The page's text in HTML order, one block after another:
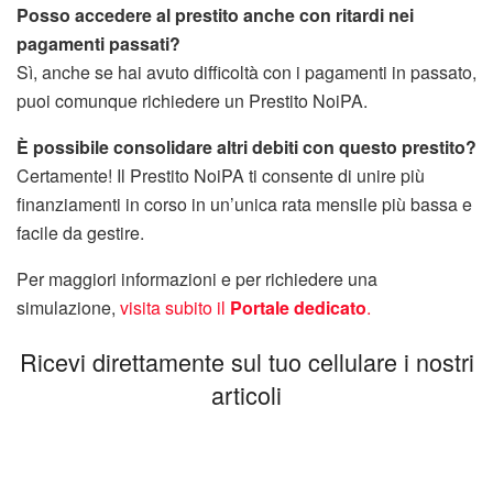
Posso accedere al prestito anche con ritardi nei
pagamenti passati?
Sì, anche se hai avuto difficoltà con i pagamenti in passato,
puoi comunque richiedere un Prestito NoiPA.
È possibile consolidare altri debiti con questo prestito?
Certamente! Il Prestito NoiPA ti consente di unire più
finanziamenti in corso in un’unica rata mensile più bassa e
facile da gestire.
Per maggiori informazioni e per richiedere una
simulazione, visita subito il Portale dedicato.
Ricevi direttamente sul tuo cellulare i nostri
articoli